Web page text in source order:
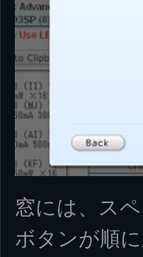
窓には、ス
ボタンが順